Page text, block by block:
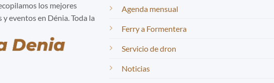
los mejores
eventos en Dénia. Toda la
Agenda mensual
Ferry a Formentera
Servicio de dron
Noticias